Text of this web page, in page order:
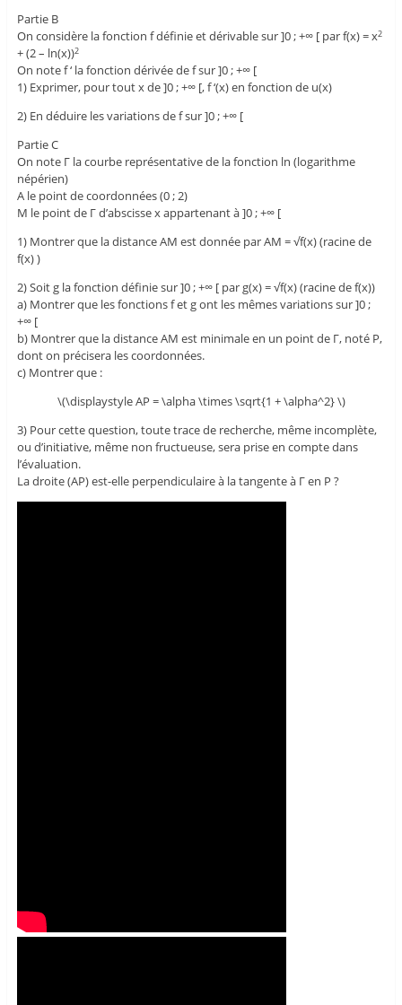
Partie B
On considère la fonction f définie et dérivable sur ]0 ; +∞ [ par f(x) = x2
+ (2 – ln(x))2
On note f ‘ la fonction dérivée de f sur ]0 ; +∞ [
1) Exprimer, pour tout x de ]0 ; +∞ [, f ‘(x) en fonction de u(x)
2) En déduire les variations de f sur ]0 ; +∞ [
Partie C
On note Γ la courbe représentative de la fonction ln (logarithme
népérien)
A le point de coordonnées (0 ; 2)
M le point de Γ d’abscisse x appartenant à ]0 ; +∞ [
1) Montrer que la distance AM est donnée par AM = √f(x) (racine de
f(x) )
2) Soit g la fonction définie sur ]0 ; +∞ [ par g(x) = √f(x) (racine de f(x))
a) Montrer que les fonctions f et g ont les mêmes variations sur ]0 ;
+∞ [
b) Montrer que la distance AM est minimale en un point de Γ, noté P,
dont on précisera les coordonnées.
c) Montrer que :
\(\displaystyle AP = \alpha \times \sqrt{1 + \alpha^2} \)
3) Pour cette question, toute trace de recherche, même incomplète,
ou d’initiative, même non fructueuse, sera prise en compte dans
l’évaluation.
La droite (AP) est-elle perpendiculaire à la tangente à Γ en P ?